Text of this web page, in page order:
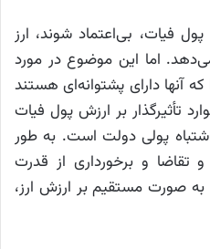
فیات، بی‌اعتماد شوند، ارز
اما این موضوع در مورد
آنها دارای پشتوانه‌ای هستند
تأثیرگذار بر ارزش پول فیات
پولی دولت است. به طور
و برخورداری از قدرت
صورت مستقیم بر ارزش ارز،